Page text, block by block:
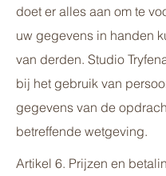
doet er alles aan om te
uw gegevens in handen
van derden. Studio
bij het gebruik van
gegevens van de
betreffende wetgeving.
Artikel 6. Prijzen en